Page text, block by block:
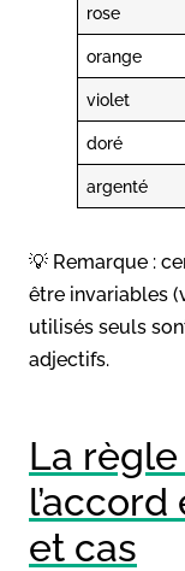
rose
orange
violet
doré
argenté
💡 Remarque :
être invariables
utilisés seuls
adjectifs.
La règle
et cas